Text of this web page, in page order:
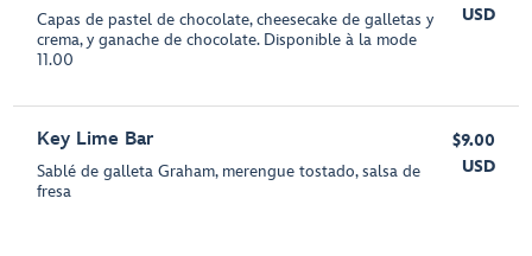
Capas de pastel de chocolate, cheesecake de galletas y
crema, y ganache de chocolate. Disponible à la mode
11.00
USD
Key Lime Bar
Sablé de galleta Graham, merengue tostado, salsa de
fresa
$9.00
USD